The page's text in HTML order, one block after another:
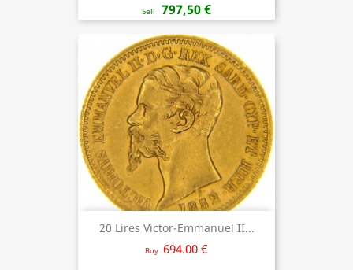
Sell 797,50 €
20 Lires Victor-Emmanuel II...
Buy 694.00 €